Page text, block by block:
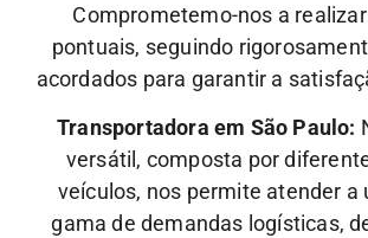
Comprometemo-nos a
pontuais, seguindo
acordados para garantir a
Transportadora em São Paulo:
versátil, composta por
veículos, nos permite atender a
gama de demandas logísticas,